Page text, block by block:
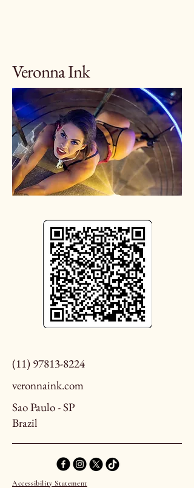
Veronna Ink
(11) 97813-8224
veronnaink.com
Sao Paulo - SP
Brazil
Accessibility Statement